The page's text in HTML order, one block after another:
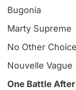
Bugonia
Marty Supreme
No Other Choice
Nouvelle Vague
One Battle